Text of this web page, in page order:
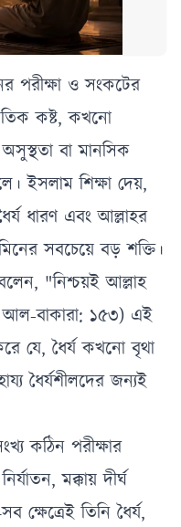
পরীক্ষা ও সংকটের
কষ্ট, কখনো
বা মানসিক
ইসলাম শিক্ষা দেয়,
ধারণ এবং আল্লাহর
সবচেয়ে বড় শক্তি।
"নিশ্চয়ই আল্লাহ
আল-বাকারা: ১৫৩) এই
যে, ধৈর্য কখনো বৃথা
ধৈর্যশীলদের জন্যই
কঠিন পরীক্ষার
মক্কায় দীর্ঘ
ক্ষেত্রেই তিনি ধৈর্য,